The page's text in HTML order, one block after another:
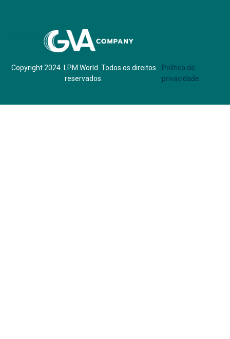
Copyright 2024. LPM.World. Todos os direitos
reservados.
Política de
privacidade.